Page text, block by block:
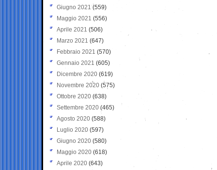
Giugno 2021(559)
Maggio 2021 (556)
Aprile 2021 (506)
Marzo 2021 (647)
Febbraio 2021 (570)
Gennaio 2021 (605)
Dicembre 2020 (619)
Novembre 2020 (575)
Ottobre 2020 (638)
Settembre 2020(465)
Agosto 2020 (588)
Luglio 2020 (597)
Giugno 2020 (580)
Maggio 2020 (618)
Aprile 2020 (643)